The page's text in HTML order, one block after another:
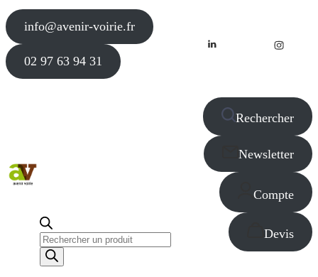
info@avenir-voirie.fr
02 97 63 94 31
Recherche
de
produits
Rechercher
Newsletter
Compte
Devis